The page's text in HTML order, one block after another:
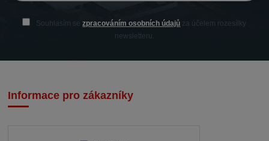
Souhlasím sezpracováním osobních údajů za účelem rozesílky
newsletteru.
Informace pro zákazníky